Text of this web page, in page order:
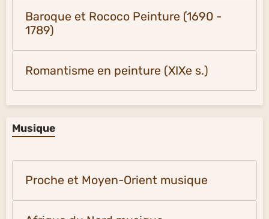
Baroque et Rococo Peinture (1690 -
1789)
Romantisme en peinture (XIXe s.)
Musique
Proche et Moyen-Orient musique